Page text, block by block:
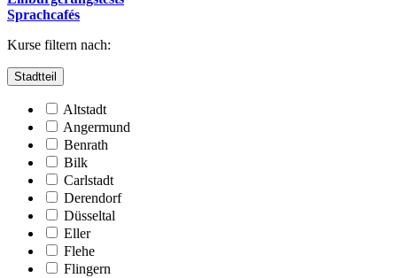
Sprachcafés
Kurse filtern nach:
Stadtteil
Altstadt
Angermund
Benrath
Bilk
Carlstadt
Derendorf
Düsseltal
Eller
Flehe
Flingern